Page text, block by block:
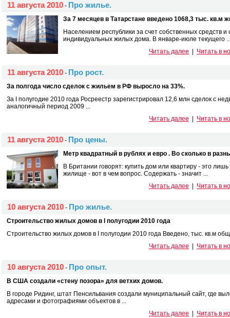
11 августа 2010 - Про жилье.
За 7 месяцев в Татарстане введено 1068,3 тыс. кв.м
Населением республики за счет собственных средств
индивидуальных жилых дома. В январе-июле текущего
Читать далее
Читать в
11 августа 2010 - Про рост.
За полгода число сделок с жильем в РФ выросло на 33%.
За I полугодие 2010 года Росреестр зарегистрировал 12,6 млн сделок с
аналогичный период 2009 ...
Читать далее
Читать в
11 августа 2010 - Про цены.
Метр квадратный в рублях и евро . Во сколько в
В Британии говорят: купить дом или квартиру - это
жилище - вот в чем вопрос. Содержать - значит ...
Читать далее
Читать в
10 августа 2010 - Про жилье.
Строительство жилых домов в I полугодии 2010 года
Строительство жилых домов в I полугодии 2010 года Введено, тыс. кв.м
Читать далее
Читать в
10 августа 2010 - Про опыт.
В США создали «стену позора» для ветхих домов.
В городе Ридинг, штат Пенсильвания создали муниципальный сайт, где
адресами и фотографиями объектов в ...
Читать далее
Читать в